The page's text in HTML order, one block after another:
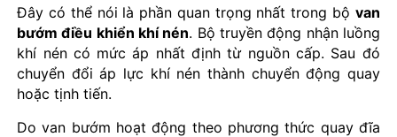
Đây có thể nói là phần quan trọng nhất trong bộ van
bướm điều khiển khí nén. Bộ truyền động nhận luồng
khí nén có mức áp nhất định từ nguồn cấp. Sau đó
chuyển đổi áp lực khí nén thành chuyển động quay
hoặc tịnh tiến.
Do van bướm hoạt động theo phương thức quay đĩa